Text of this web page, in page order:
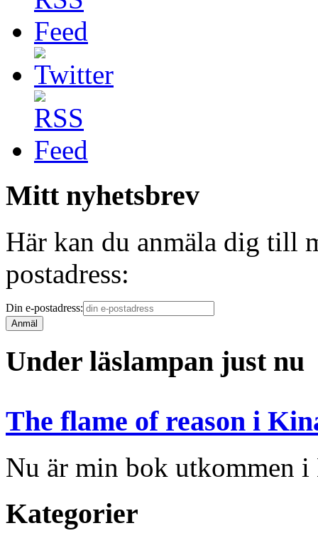
Mitt nyhetsbrev
Här kan du anmäla dig till
postadress:
Din e-postadress:
Under läslampan just nu
The flame of reason i
Nu är min bok utkommen
Kategorier